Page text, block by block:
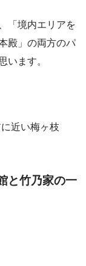
「境内エリアを
殿」の両方のパ
います。
近い梅ヶ枝
と竹乃家の一